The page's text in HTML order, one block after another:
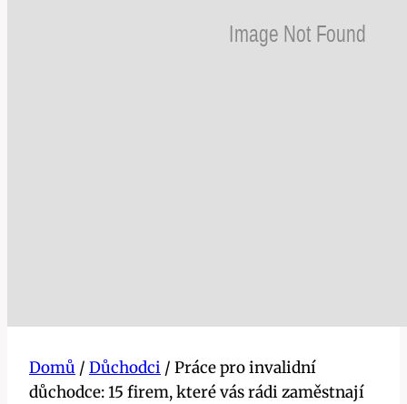
Domů / Důchodci / Práce pro invalidní
důchodce: 15 firem, které vás rádi zaměstnají